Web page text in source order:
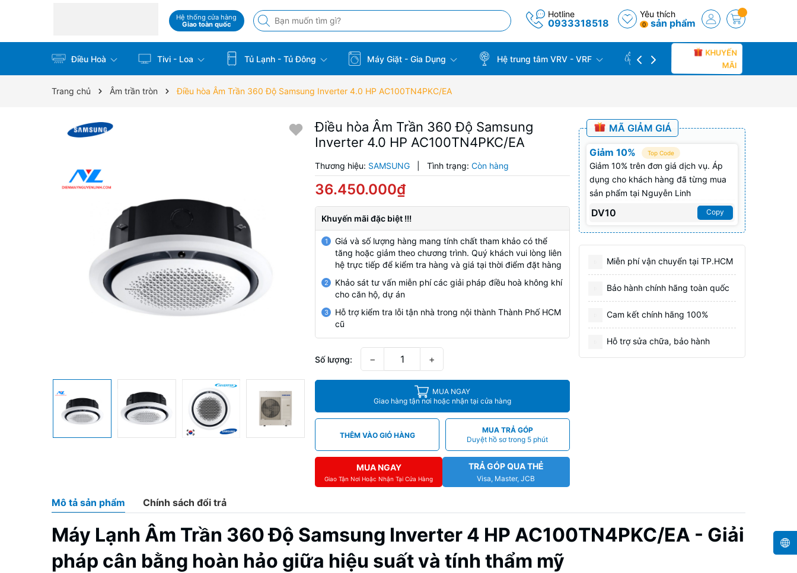
Hệ thống cửa hàng
Giao toàn quốc
Hotline
0933318518
Yêu thích
0 sản phẩm
Điều Hoà Tivi - Loa Tủ Lạnh - Tủ Đông Máy Giặt - Gia Dụng Hệ trung tâm VRV - VRF CÔNG TRÌNH THỰC TẾ
KHUYẾN
MÃI
Trang chủ Âm trần tròn Điều hòa Âm Trần 360 Độ Samsung Inverter 4.0 HP AC100TN4PKC/EA
Điều hòa Âm Trần 360 Độ Samsung
Inverter 4.0 HP AC100TN4PKC/EA
Thương hiệu: SAMSUNG Tình trạng: Còn hàng
36.450.000₫
Khuyến mãi đặc biệt !!!
1
Giá và số lượng hàng mang tính chất tham khảo có thể
tăng hoặc giảm theo chương trình. Quý khách vui lòng liên
hệ trực tiếp để kiểm tra hàng và giá tại thời điểm đặt hàng
2
Khảo sát tư vấn miễn phí các giải pháp điều hoà không khí
cho căn hộ, dự án
3
Hỗ trợ kiểm tra lỗi tận nhà trong nội thành Thành Phố HCM
cũ
Số lượng: − +
MUA NGAY
Giao hàng tận nơi hoặc nhận tại cửa hàng
THÊM VÀO GIỎ HÀNG
MUA TRẢ GÓP
Duyệt hồ sơ trong 5 phút
MUA NGAY
Giao Tận Nơi Hoặc Nhận Tại Cửa Hàng
TRẢ GÓP QUA THẺ
Visa, Master, JCB
MÃ GIẢM GIÁ
Giảm 10% Top Code
Giảm 10% trên đơn giá dịch vụ. Áp
dụng cho khách hàng đã từng mua
sản phẩm tại Nguyễn Linh
DV10 Copy
Miễn phí vận chuyển tại TP.HCM
Bảo hành chính hãng toàn quốc
Cam kết chính hãng 100%
Hỗ trợ sửa chữa, bảo hành
Mô tả sản phẩm Chính sách đổi trả
Máy Lạnh Âm Trần 360 Độ Samsung Inverter 4 HP AC100TN4PKC/EA - Giải
pháp cân bằng hoàn hảo giữa hiệu suất và tính thẩm mỹ